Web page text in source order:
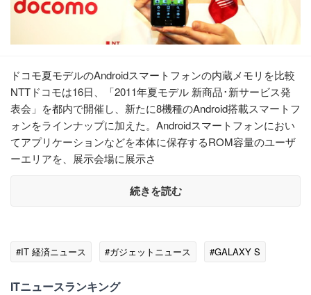
ドコモ夏モデルのAndroidスマートフォンの内蔵メモリを比較
NTTドコモは16日、「2011年夏モデル 新商品･新サービス発
表会」を都内で開催し、新たに8機種のAndroid搭載スマートフ
ォンをラインナップに加えた。Androidスマートフォンにおい
てアプリケーションなどを本体に保存するROM容量のユーザ
ーエリアを、展示会場に展示さ
続きを読む
#IT 経済ニュース #ガジェットニュース #GALAXY S
ITニュースランキング